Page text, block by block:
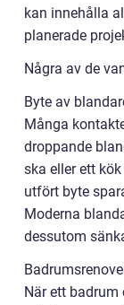
kan innehålla
planerade
Några av de
Byte av
Många
droppande
ska eller ett
utfört byte
Moderna
dessutom
När ett badrum